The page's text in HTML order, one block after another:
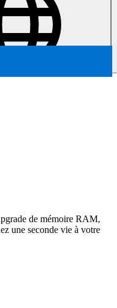
de mémoire RAM,
une seconde vie à votre